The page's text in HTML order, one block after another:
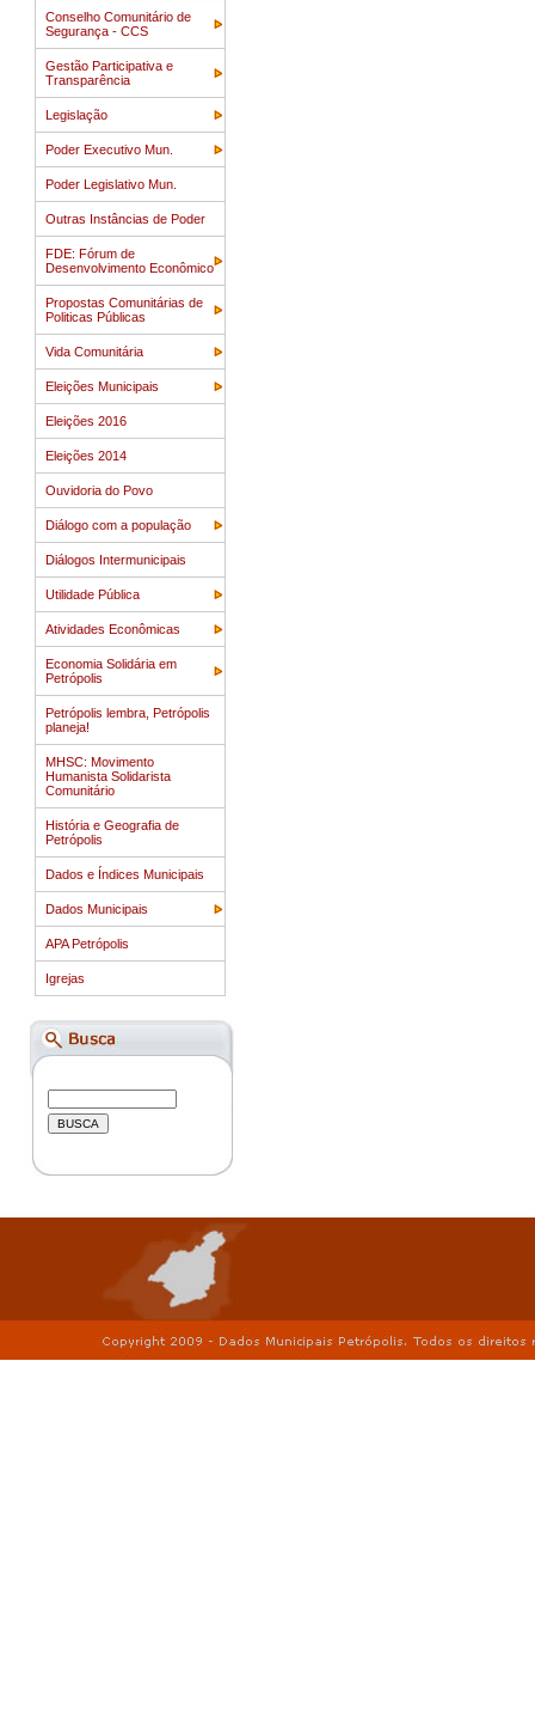
Conselho Comunitário de
Segurança - CCS
Gestão Participativa e
Transparência
Legislação
Poder Executivo Mun.
Poder Legislativo Mun.
Outras Instâncias de Poder
FDE: Fórum de
Desenvolvimento Econômico
Propostas Comunitárias de
Politicas Públicas
Vida Comunitária
Eleições Municipais
Eleições 2016
Eleições 2014
Ouvidoria do Povo
Diálogo com a população
Diálogos Intermunicipais
Utilidade Pública
Atividades Econômicas
Economia Solidária em
Petrópolis
Petrópolis lembra, Petrópolis
planeja!
MHSC: Movimento
Humanista Solidarista
Comunitário
História e Geografia de
Petrópolis
Dados e Índices Municipais
Dados Municipais
APA Petrópolis
Igrejas